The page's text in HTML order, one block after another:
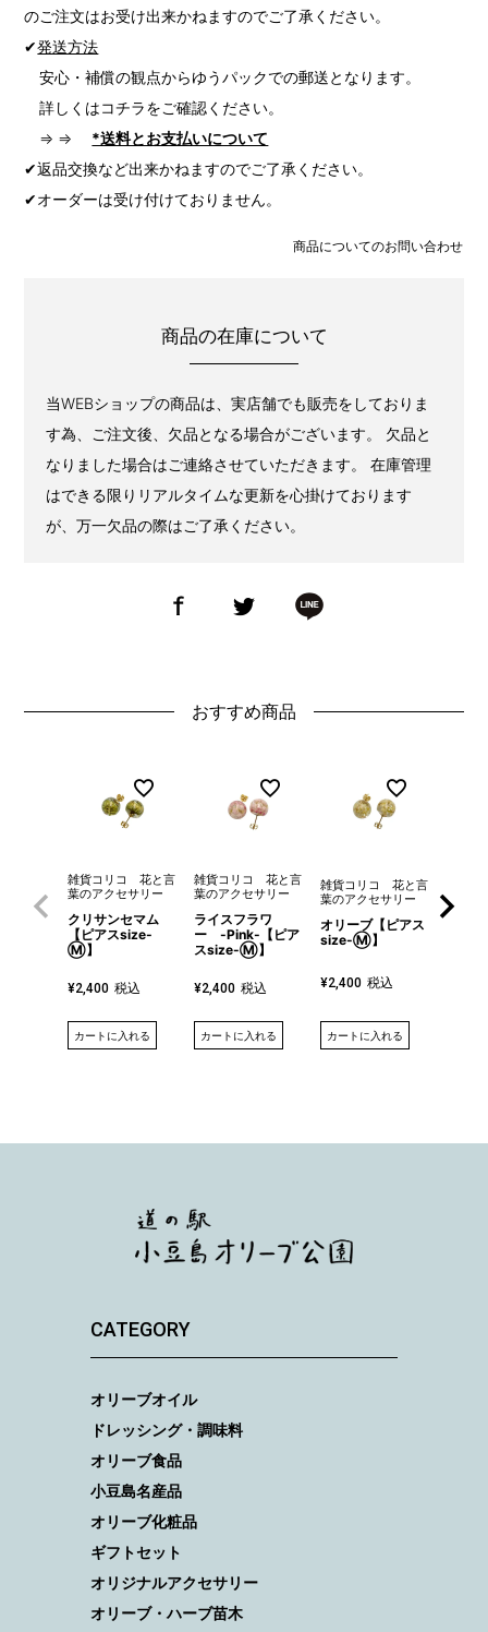
のご注文はお受け出来かねますのでご了承ください。
✔発送方法
安心・補償の観点からゆうパックでの郵送となります。
詳しくはコチラをご確認ください。
⇒ ⇒
*送料とお支払いについて
✔返品交換など出来かねますのでご了承ください。
✔オーダーは受け付けておりません。
商品についてのお問い合わせ
商品の在庫について
当WEBショップの商品は、実店舗でも販売をしておりま
す為、ご注文後、欠品となる場合がございます。 欠品と
なりました場合はご連絡させていただきます。 在庫管理
はできる限りリアルタイムな更新を心掛けております
が、万一欠品の際はご了承ください。
おすすめ商品
雑貨コリコ 花と言
葉のアクセサリー
クリサンセマム
【ピアスsize-
Ⓜ】
¥2,400 税込
カートに入れる
雑貨コリコ 花と言
葉のアクセサリー
ライスフラワ
ー -Pink-【ピア
スsize-Ⓜ】
¥2,400 税込
カートに入れる
雑貨コリコ 花と言
葉のアクセサリー
オリーブ【ピアス
size-Ⓜ】
¥2,400 税込
カートに入れる
葉のア
CATEGORY
オリーブオイル
ドレッシング・調味料
オリーブ食品
小豆島名産品
オリーブ化粧品
ギフトセット
オリジナルアクセサリー
オリーブ・ハーブ苗木